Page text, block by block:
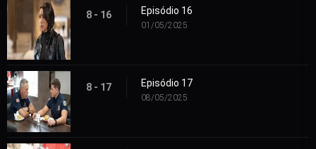
8 - 16 Episódio 16
01/05/2025
8 - 17 Episódio 17
08/05/2025